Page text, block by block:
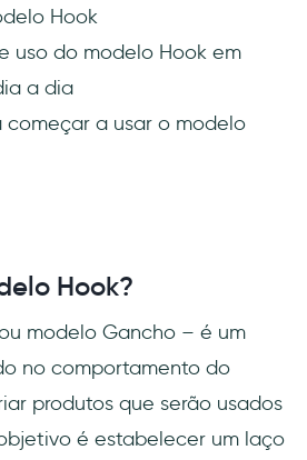
ofertas especiais e
clientes
deve ser fácil de usar
contato com os
em UX?
4 etapas do modelo Hook?
modelo Hook?
Hook
uso do modelo Hook em
a dia
começar a usar o modelo
Hook?
modelo Gancho – é um
no comportamento do
produtos que serão usados
é estabelecer um laço